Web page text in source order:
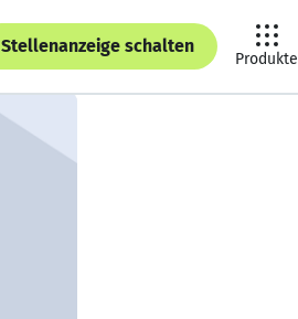
Stellenanzeige schalten
Produkte